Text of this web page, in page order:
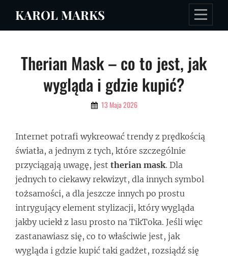
KAROL MARKS
Therian Mask – co to jest, jak
wygląda i gdzie kupić?
By 13 Maja 2026
Internet potrafi wykreować trendy z prędkością
światła, a jednym z tych, które szczególnie
przyciągają uwagę, jest therian mask. Dla
jednych to ciekawy rekwizyt, dla innych symbol
tożsamości, a dla jeszcze innych po prostu
intrygujący element stylizacji, który wygląda
jakby uciekł z lasu prosto na TikToka. Jeśli więc
zastanawiasz się, co to właściwie jest, jak
wygląda i gdzie kupić taki gadżet, rozsiądź się
Nawigacja
wpisu